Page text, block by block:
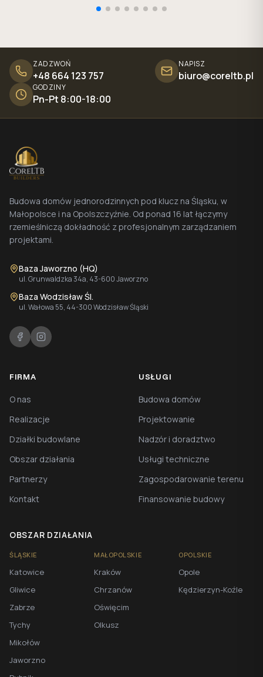
ZADZWOŃ
+48 664 123 757
NAPISZ
biuro@coreltb.pl
GODZINY
Pn-Pt 8:00-18:00
Budowa domów jednorodzinnych pod klucz na Śląsku, w
Małopolsce i na Opolszczyźnie. Od ponad 16 lat łączymy
rzemieślniczą dokładność z profesjonalnym zarządzaniem
projektami.
Baza Jaworzno (HQ)
ul. Grunwaldzka 34a, 43-600 Jaworzno
Baza Wodzisław Śl.
ul. Wałowa 55, 44-300 Wodzisław Śląski
FIRMA
O nas
Realizacje
Działki budowlane
Obszar działania
Partnerzy
Kontakt
USŁUGI
Budowa domów
Projektowanie
Nadzór i doradztwo
Usługi techniczne
Zagospodarowanie terenu
Finansowanie budowy
OBSZAR DZIAŁANIA
ŚLĄSKIE
Katowice
Gliwice
Zabrze
Tychy
Mikołów
Jaworzno
MAŁOPOLSKIE
Kraków
Chrzanów
Oświęcim
Olkusz
OPOLSKIE
Opole
Kędzierzyn-Koźle